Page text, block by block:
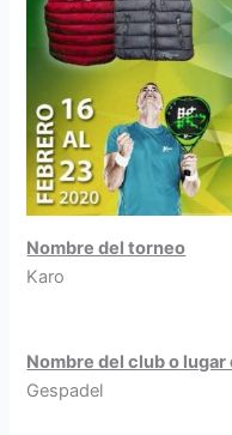
Nombre del torneo
Karo
Nombre del club o
Gespadel